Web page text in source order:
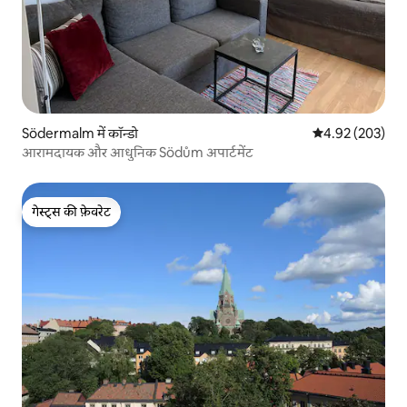
Södermalm में कॉन्डो औसत रेटिंग 5 में से
4.92 (203)
आरामदायक और आधुनिक Södům अपार्टमेंट
गेस्ट्स की फ़ेवरेट
गेस्ट्स की फ़ेवरेट